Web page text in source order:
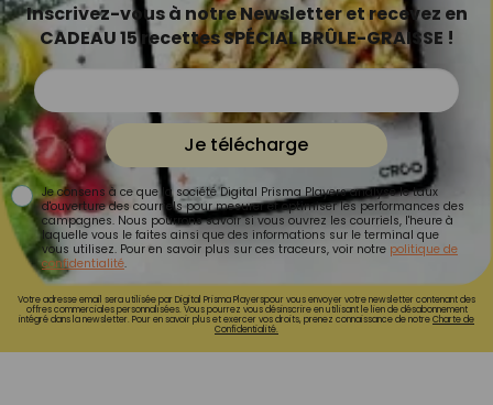
Inscrivez-vous à notre Newsletter et recevez en
CADEAU 15 recettes SPÉCIAL BRÛLE-GRAISSE !
Je télécharge
Je consens à ce que la société Digital Prisma Players analyse le taux
d'ouverture des courriels pour mesurer et optimiser les performances des
campagnes. Nous pourrons savoir si vous ouvrez les courriels, l'heure à
laquelle vous le faites ainsi que des informations sur le terminal que
vous utilisez. Pour en savoir plus sur ces traceurs, voir notre politique de
confidentialité.
Votre adresse email sera utilisée par Digital Prisma Playerspour vous envoyer votre newsletter contenant des
offres commerciales personnalisées. Vous pourrez vous désinscrire en utilisant le lien de désabonnement
intégré dans la newsletter. Pour en savoir plus et exercer vos droits, prenez connaissance de notreCharte de
Confidentialité.